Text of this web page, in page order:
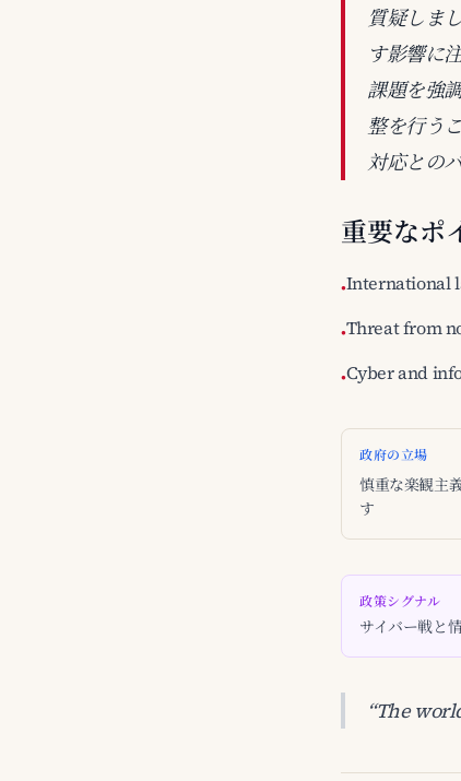
質疑しま
す影響に
課題を強
整を行う
対応との
重要なポ
•International
•Threat from
•Cyber and
政府の立場
慎重な楽観主
す
政策シグナル
サイバー戦と
“The